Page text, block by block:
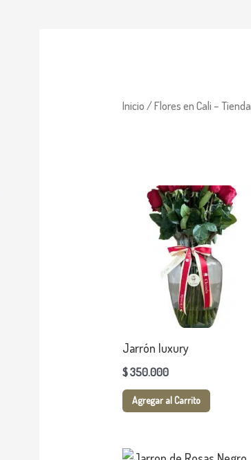
Inicio/Flores en Cali – Tienda
Jarrón luxury
$350.000
Agregar al Carrito